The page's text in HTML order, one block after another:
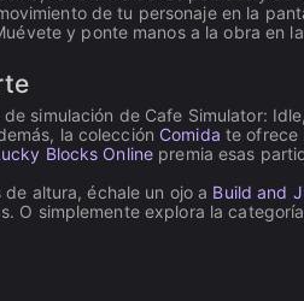
de tu personaje en la
y ponte manos a la obra en
simulación de Cafe Simulator:
la colección Comida te ofrece
Blocks Online premia esas
altura, échale un ojo a Build and
O simplemente explora la categoría